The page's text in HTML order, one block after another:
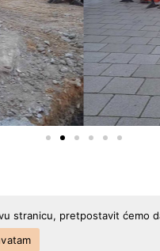
stranicu, pretpostavit ćemo